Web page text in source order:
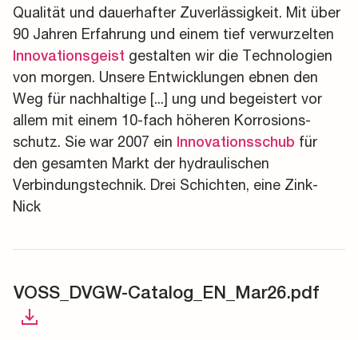
Qualität und dauerhafter Zuverlässigkeit. Mit über
90 Jahren Erfahrung und einem tief verwurzelten
Innovationsgeist gestalten wir die Technologien
von morgen. Unsere Entwicklungen ebnen den
Weg für nachhaltige [...] ung und begeistert vor
allem mit einem 10-fach höheren Korrosions-
schutz. Sie war 2007 ein Innovationsschub für
den gesamten Markt der hydraulischen
Verbindungstechnik. Drei Schichten, eine Zink-
Nick
VOSS_DVGW-Catalog_EN_Mar26.pdf